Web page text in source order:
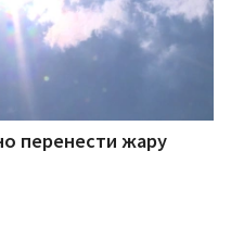
перенести жару